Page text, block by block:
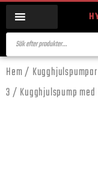
Hem/ Kugghjulspumpar
3/ Kugghjulspump